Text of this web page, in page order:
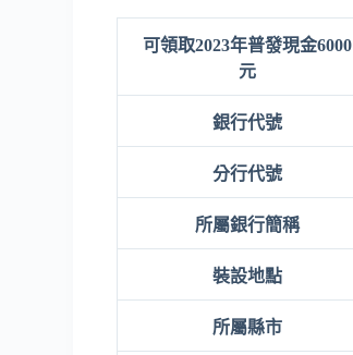
可領取2023年普發現金6000
元
銀行代號
分行代號
所屬銀行簡稱
裝設地點
所屬縣市